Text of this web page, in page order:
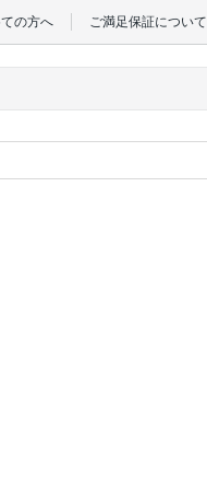
の方へ ご満足保証について